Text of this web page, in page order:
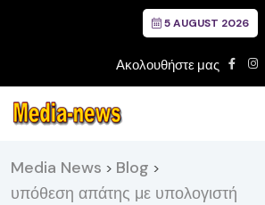
5 AUGUST 2026
Ακολουθήστε μας
Media News > Blog >
υπόθεση απάτης με υπολογιστή